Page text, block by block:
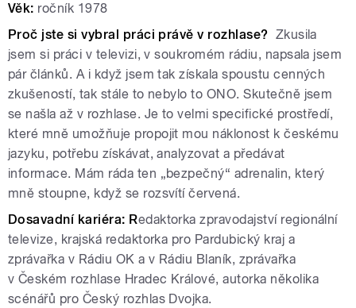
Věk: ročník 1978
Proč jste si vybral práci právě v rozhlase? Zkusila
jsem si práci v televizi, v soukromém rádiu, napsala jsem
pár článků. A i když jsem tak získala spoustu cenných
zkušeností, tak stále to nebylo to ONO. Skutečně jsem
se našla až v rozhlase. Je to velmi specifické prostředí,
které mně umožňuje propojit mou náklonost k českému
jazyku, potřebu získávat, analyzovat a předávat
informace. Mám ráda ten „bezpečný“ adrenalin, který
mně stoupne, když se rozsvítí červená.
Dosavadní kariéra: Redaktorka zpravodajství regionální
televize, krajská redaktorka pro Pardubický kraj a
zprávařka v Rádiu OK a v Rádiu Blaník, zprávařka
v Českém rozhlase Hradec Králové, autorka několika
scénářů pro Český rozhlas Dvojka.